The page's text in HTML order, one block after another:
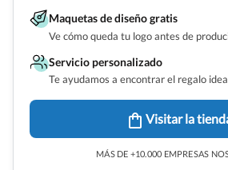
Maquetas de diseño gratis
Ve cómo queda tu logo antes de
Servicio personalizado
Te ayudamos a encontrar el regalo
Visitar la
MÁS DE +10.000 EMPRESAS